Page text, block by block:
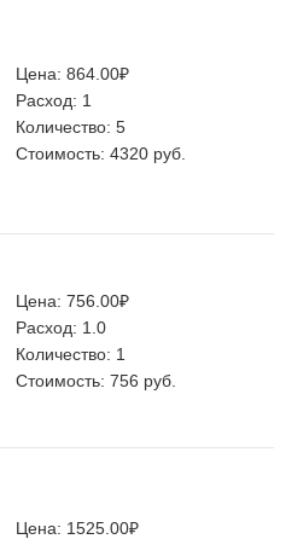
Цена: 864.00₽
Расход: 1
Количество: 5
Стоимость: 4320 руб.
Цена: 756.00₽
Расход: 1.0
Количество: 1
Стоимость: 756 руб.
Цена: 1525.00₽